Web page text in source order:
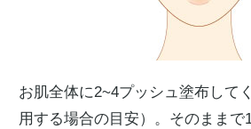
お肌全体に2~4プッシュ塗布して
用する場合の目安）。そのままで